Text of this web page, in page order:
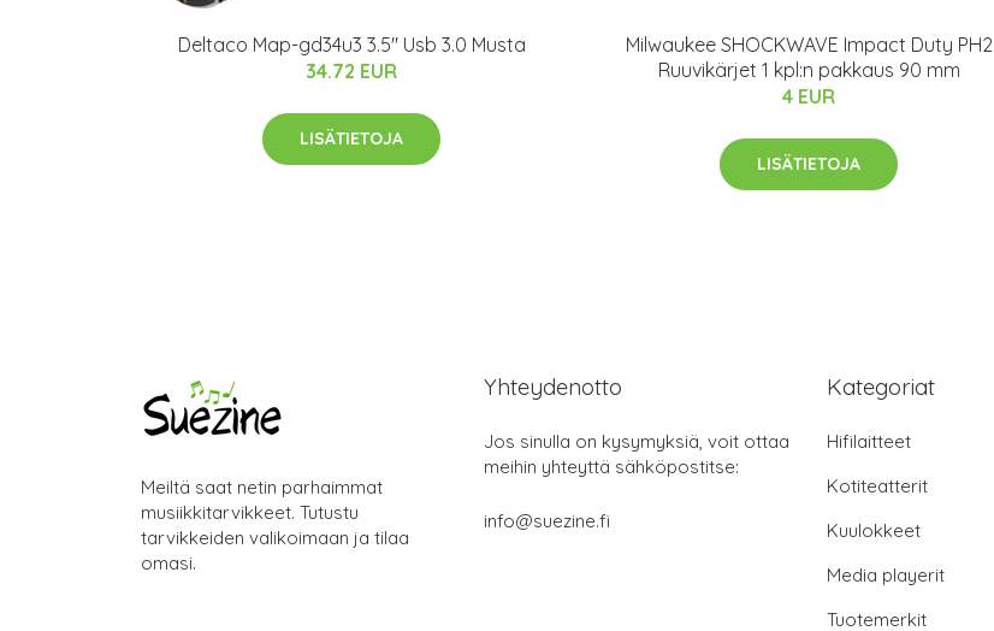
Deltaco Map-gd34u3 3.5" Usb 3.0 Musta
34.72 EUR
LISÄTIETOJA
Milwaukee SHOCKWAVE Impact Duty PH2
Ruuvikärjet 1 kpl:n pakkaus 90 mm
4 EUR
LISÄTIETOJA
Meiltä saat netin parhaimmat
musiikkitarvikkeet. Tutustu
tarvikkeiden valikoimaan ja tilaa
omasi.
Yhteydenotto
Jos sinulla on kysymyksiä, voit ottaa
meihin yhteyttä sähköpostitse:
info@suezine.fi
Kategoriat
Hifilaitteet
Kotiteatterit
Kuulokkeet
Media playerit
Tuotemerkit